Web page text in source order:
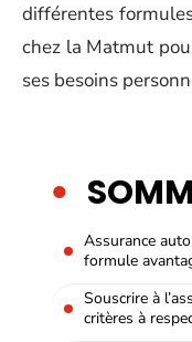
différentes
chez la Matmut
ses besoins
Assurance
formule
Souscrire à
critères à